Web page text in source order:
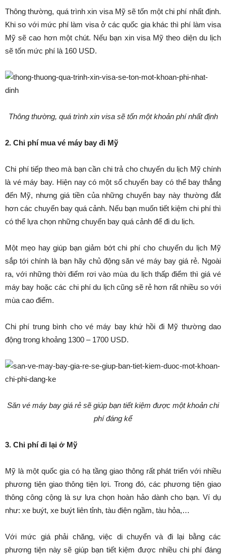
Thông thường, quá trình xin visa Mỹ sẽ tốn một chi phí nhất định.
Khi so với mức phí làm visa ở các quốc gia khác thì phí làm visa
Mỹ sẽ cao hơn một chút. Nếu bạn xin visa Mỹ theo diện du lịch
sẽ tốn mức phí là 160 USD.
Thông thường, quá trình xin visa sẽ tốn một khoản phí nhất định
2. Chi phí mua vé máy bay đi Mỹ
Chi phí tiếp theo mà bạn cần chi trả cho chuyến du lịch Mỹ chính
là vé máy bay. Hiện nay có một số chuyến bay có thể bay thẳng
đến Mỹ, nhưng giá tiền của những chuyến bay này thường đắt
hơn các chuyến bay quá cảnh. Nếu bạn muốn tiết kiệm chi phí thì
có thể lựa chọn những chuyến bay quá cảnh để đi du lịch.
Một mẹo hay giúp bạn giảm bớt chi phí cho chuyến du lịch Mỹ
sắp tới chính là bạn hãy chủ động săn vé máy bay giá rẻ. Ngoài
ra, với những thời điểm rơi vào mùa du lịch thấp điểm thì giá vé
máy bay hoặc các chi phí du lịch cũng sẽ rẻ hơn rất nhiều so với
mùa cao điểm.
Chi phí trung bình cho vé máy bay khứ hồi đi Mỹ thường dao
động trong khoảng 1300 – 1700 USD.
Săn vé máy bay giá rẻ sẽ giúp bạn tiết kiệm được một khoản chi
phí đáng kể
3. Chi phí đi lại ở Mỹ
Mỹ là một quốc gia có hạ tầng giao thông rất phát triển với nhiều
phương tiện giao thông tiện lợi. Trong đó, các phương tiện giao
thông công cộng là sự lựa chọn hoàn hảo dành cho bạn. Ví dụ
như: xe buýt, xe buýt liên tỉnh, tàu điện ngầm, tàu hỏa,…
Với mức giá phải chăng, việc di chuyển và đi lại bằng các
phương tiện này sẽ giúp bạn tiết kiệm được nhiều chi phí đáng